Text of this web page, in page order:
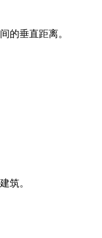
的垂直距离。
筑。